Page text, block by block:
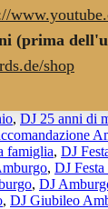
(prima
shop
, DJ 25 anni di
famiglia, DJ
, DJ
, DJ
, DJ Giubileo